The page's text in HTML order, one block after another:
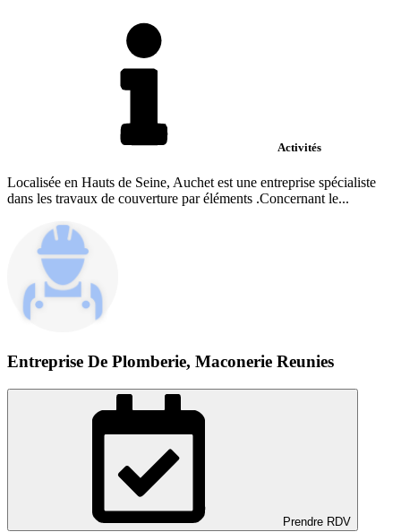
Activités
Localisée en Hauts de Seine, Auchet est une entreprise spécialiste
dans les travaux de couverture par éléments .Concernant le...
Entreprise De Plomberie, Maconerie Reunies
Prendre RDV